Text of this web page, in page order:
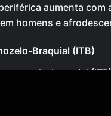
aumenta com
homens e
Braquial (ITB)
tornozelo-braquial